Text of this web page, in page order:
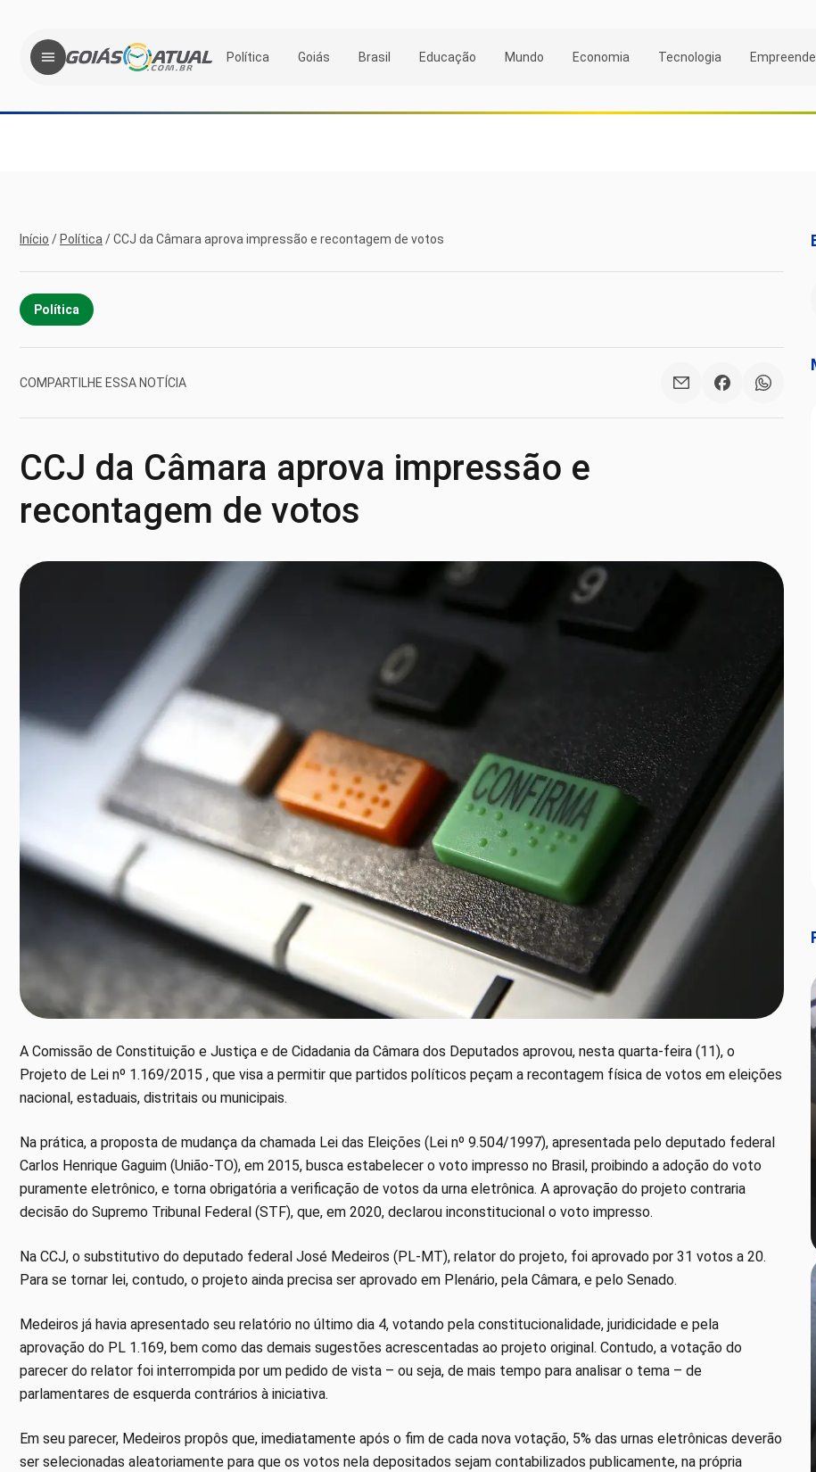
Política Goiás Brasil Educação Mundo Economia Tecnologia
Início / Política /CCJ da Câmara aprova impressão e recontagem de votos
Política
COMPARTILHE ESSA NOTÍCIA
CCJ da Câmara aprova impressão e
recontagem de votos
A Comissão de Constituição e Justiça e de Cidadania da Câmara dos Deputados aprovou, nesta quarta-feira (11), o
Projeto de Lei nº 1.169/2015 , que visa a permitir que partidos políticos peçam a recontagem física de votos em eleições
nacional, estaduais, distritais ou municipais.
Na prática, a proposta de mudança da chamada Lei das Eleições (Lei nº 9.504/1997), apresentada pelo deputado federal
Carlos Henrique Gaguim (União-TO), em 2015, busca estabelecer o voto impresso no Brasil, proibindo a adoção do voto
puramente eletrônico, e torna obrigatória a verificação de votos da urna eletrônica. A aprovação do projeto contraria
decisão do Supremo Tribunal Federal (STF), que, em 2020, declarou inconstitucional o voto impresso.
Na CCJ, o substitutivo do deputado federal José Medeiros (PL-MT), relator do projeto, foi aprovado por 31 votos a 20.
Para se tornar lei, contudo, o projeto ainda precisa ser aprovado em Plenário, pela Câmara, e pelo Senado.
Medeiros já havia apresentado seu relatório no último dia 4, votando pela constitucionalidade, juridicidade e pela
aprovação do PL 1.169, bem como das demais sugestões acrescentadas ao projeto original. Contudo, a votação do
parecer do relator foi interrompida por um pedido de vista – ou seja, de mais tempo para analisar o tema – de
parlamentares de esquerda contrários à iniciativa.
Em seu parecer, Medeiros propôs que, imediatamente após o fim de cada nova votação, 5% das urnas eletrônicas deverão
ser selecionadas aleatoriamente para que os votos nela depositados sejam contabilizados publicamente, na própria